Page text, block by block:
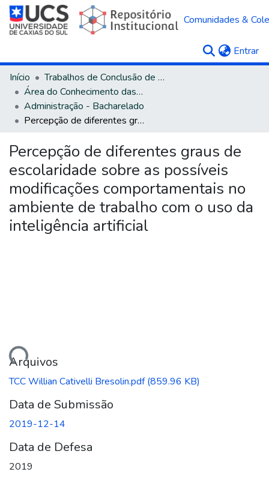
Comunidades &
Entrar
Início
Trabalhos de Conclusão de Curso
Área do Conhecimento das Ciências Sociais Aplicadas
Administração - Bacharelado
Percepção de diferentes graus de escolaridade sobre as possíveis modificações comportamentais no ambiente de trabalho com o uso da inteligência artificial
Percepção de diferentes graus de
escolaridade sobre as possíveis
modificações comportamentais no
ambiente de trabalho com o uso da
inteligência artificial
Arquivos
TCC Willian Cativelli Bresolin.pdf(859.96 KB)
Data de Submissão
2019-12-14
Data de Defesa
2019